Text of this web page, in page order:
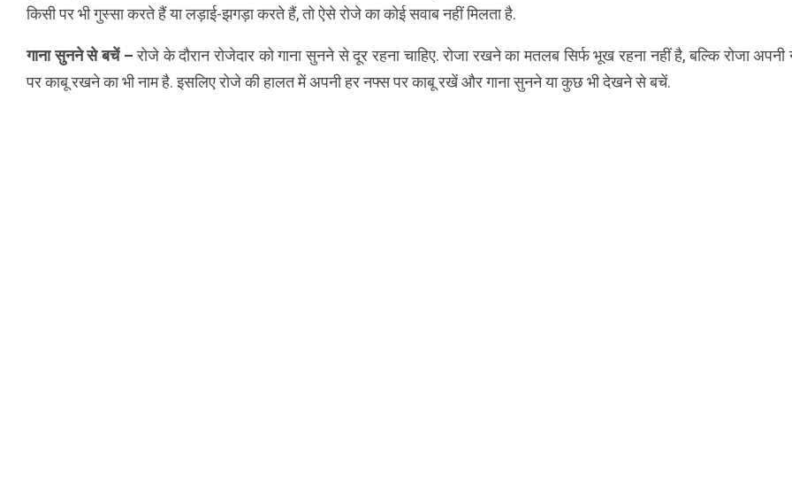
किसी पर भी गुस्सा करते हैं या लड़ाई-झगड़ा करते हैं, तो ऐसे रोजे का कोई सवाब नहीं मिलता है.
गाना सुनने से बचें –रोजे के दौरान रोजेदार को गाना सुनने से दूर रहना चाहिए. रोजा रखने का मतलब सिर्फ भूख रहना नहीं है, बल्कि रोजा
पर काबू रखने का भी नाम है. इसलिए रोजे की हालत में अपनी हर नफ्स पर काबू रखें और गाना सुनने या कुछ भी देखने से बचें.